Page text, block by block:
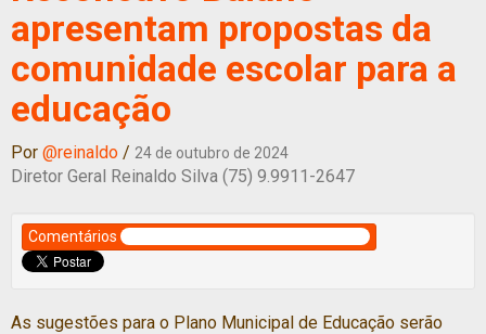
apresentam propostas da
comunidade escolar para a
educação
Por @reinaldo / 24 de outubro de 2024
Diretor Geral Reinaldo Silva (75) 9.9911-2647
Comentários
As sugestões para o Plano Municipal de Educação serão